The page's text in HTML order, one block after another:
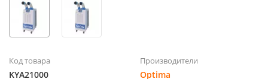
Код товара
KYA21000
Производители
Optima